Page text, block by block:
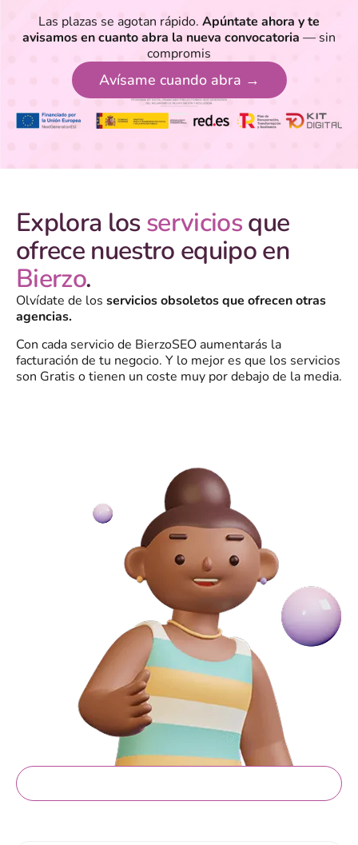
Las plazas se agotan rápido. Apúntate ahora y te
avisamos en cuanto abra la nueva convocatoria — sin
compromis
Avísame cuando abra →
Explora losserviciosque
ofrece nuestro equipo en
Bierzo.
Olvídate de los servicios obsoletos que ofrecen otras
agencias.
Con cada servicio de BierzoSEO aumentarás la
facturación de tu negocio. Y lo mejor es que los servicios
son Gratis o tienen un coste muy por debajo de la media.